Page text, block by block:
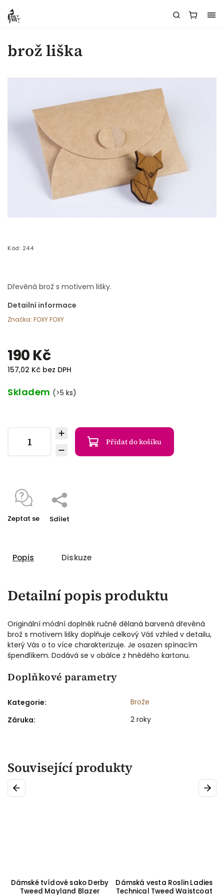
brož liška
Kód: 244
Dřevěná brož s motivem lišky.
Detailní informace
Značka: FOXY FOXY
190 Kč
157,02 Kč bez DPH
Skladem (>5 ks)
Přidat do košíku
Zeptat se Sdílet
Popis Diskuze
Detailní popis produktu
Originální módní doplněk ručně dělaná barvená dřevěná
brož s motivem lišky doplňuje celkový Váš vzhled v detailu,
který Vás o to více charakterizuje. Je osazen spínacím
špendlíkem. Dodává se v obálce z hnědého kartonu.
Doplňkové parametry
Kategorie:
Brože
Záruka: 2 roky
Související produkty
Previous
Dámské tvídové sako Derby
Tweed Mayland Blazer
Dámská vesta Roslin Ladies
Technical Tweed Waistcoat
Next